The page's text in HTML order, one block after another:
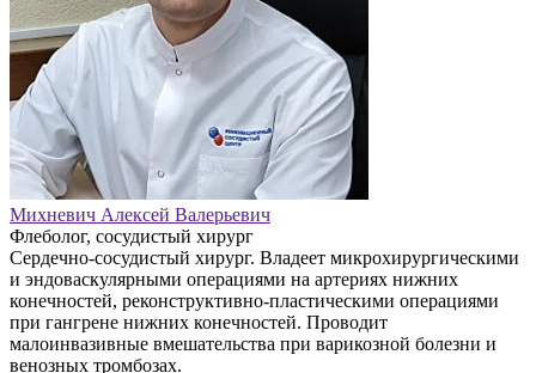
Михневич Алексей Валерьевич
Флеболог, сосудистый хирург
Сердечно-сосудистый хирург. Владеет микрохирургическими
и эндоваскулярными операциями на артериях нижних
конечностей, реконструктивно-пластическими операциями
при гангрене нижних конечностей. Проводит
малоинвазивные вмешательства при варикозной болезни и
венозных тромбозах.